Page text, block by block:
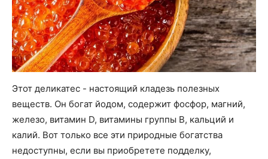
Этот деликатес - настоящий кладезь полезных
веществ. Он богат йодом, содержит фосфор, магний,
железо, витамин D, витамины группы В, кальций и
калий. Вот только все эти природные богатства
недоступны, если вы приобретете подделку,